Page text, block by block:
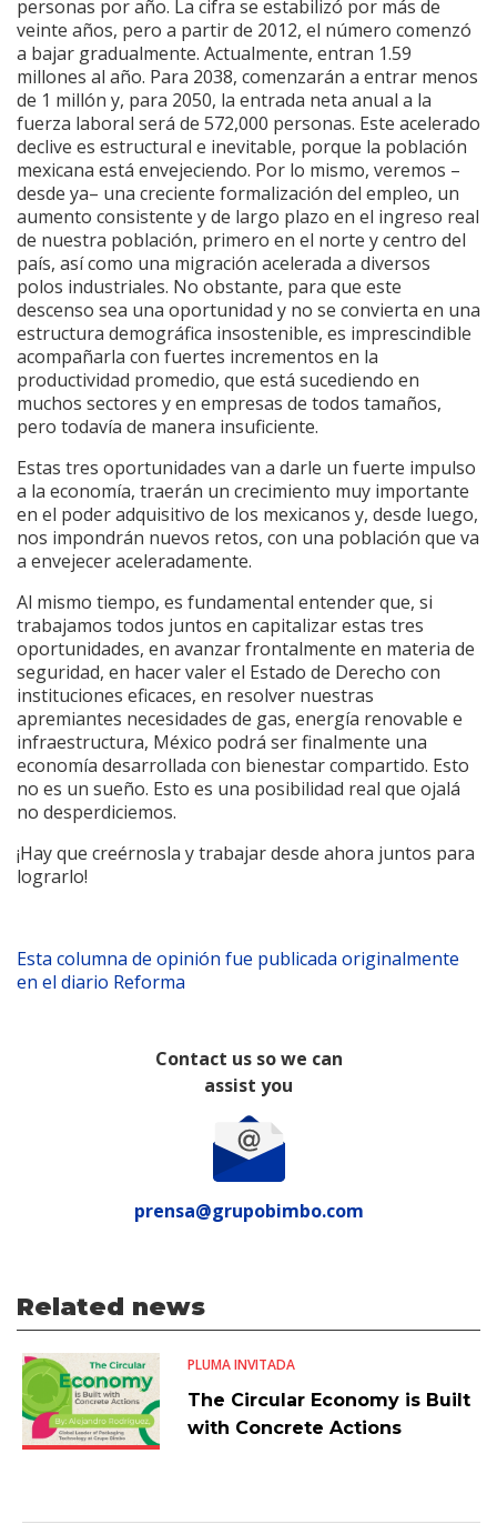
personas por año. La cifra se estabilizó por más de
veinte años, pero a partir de 2012, el número comenzó
a bajar gradualmente. Actualmente, entran 1.59
millones al año. Para 2038, comenzarán a entrar menos
de 1 millón y, para 2050, la entrada neta anual a la
fuerza laboral será de 572,000 personas. Este acelerado
declive es estructural e inevitable, porque la población
mexicana está envejeciendo. Por lo mismo, veremos –
desde ya– una creciente formalización del empleo, un
aumento consistente y de largo plazo en el ingreso real
de nuestra población, primero en el norte y centro del
país, así como una migración acelerada a diversos
polos industriales. No obstante, para que este
descenso sea una oportunidad y no se convierta en una
estructura demográfica insostenible, es imprescindible
acompañarla con fuertes incrementos en la
productividad promedio, que está sucediendo en
muchos sectores y en empresas de todos tamaños,
pero todavía de manera insuficiente.
Estas tres oportunidades van a darle un fuerte impulso
a la economía, traerán un crecimiento muy importante
en el poder adquisitivo de los mexicanos y, desde luego,
nos impondrán nuevos retos, con una población que va
a envejecer aceleradamente.
Al mismo tiempo, es fundamental entender que, si
trabajamos todos juntos en capitalizar estas tres
oportunidades, en avanzar frontalmente en materia de
seguridad, en hacer valer el Estado de Derecho con
instituciones eficaces, en resolver nuestras
apremiantes necesidades de gas, energía renovable e
infraestructura, México podrá ser finalmente una
economía desarrollada con bienestar compartido. Esto
no es un sueño. Esto es una posibilidad real que ojalá
no desperdiciemos.
¡Hay que creérnosla y trabajar desde ahora juntos para
lograrlo!
Esta columna de opinión fue publicada originalmente
en el diario Reforma
Contact us so we can
assist you
prensa@grupobimbo.com
Related news
PLUMA INVITADA
The Circular Economy is Built
with Concrete Actions